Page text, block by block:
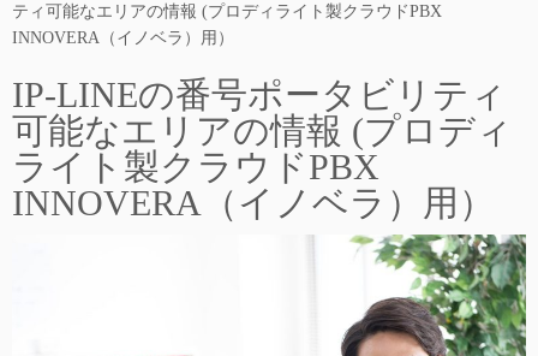
ティ可能なエリアの情報 (プロディライト製クラウドPBX
INNOVERA（イノベラ）用）
IP-LINEの番号ポータビリティ
可能なエリアの情報 (プロディ
ライト製クラウドPBX
INNOVERA（イノベラ）用）